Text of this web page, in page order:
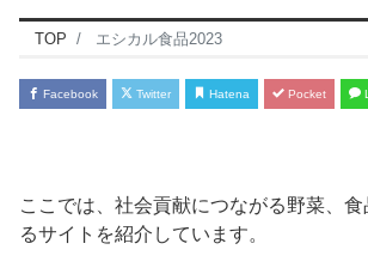
TOP エシカル食品2023
Facebook Twitter Hatena Pocket
ここでは、社会貢献につながる野菜、
るサイトを紹介しています。